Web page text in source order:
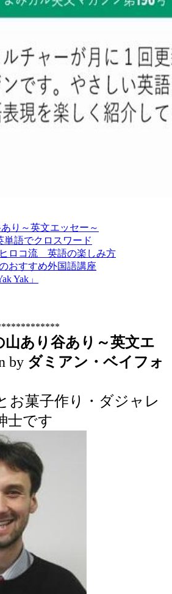
り～英文エッセー～
単語でクロスワード
ロコ流 英語の楽しみ方
おすすめ外国語講座
Yak」
山あり谷あり～英文エ
by ダミアン・ベイフォ
お菓子作り・ダジャレ
士です